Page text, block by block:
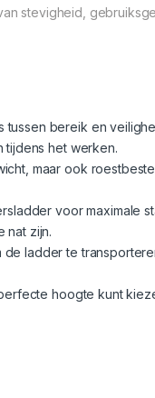
stevigheid,
bereik en
tijdens het werken.
maar ook
voor maximale
nat zijn.
ladder te
hoogte kunt